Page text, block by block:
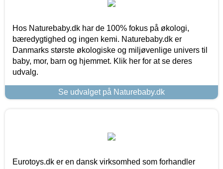
Hos Naturebaby.dk har de 100% fokus på økologi,
bæredygtighed og ingen kemi. Naturebaby.dk er
Danmarks største økologiske og miljøvenlige univers til
baby, mor, barn og hjemmet. Klik her for at se deres
udvalg.
Se udvalget på Naturebaby.dk
Eurotoys.dk er en dansk virksomhed som forhandler